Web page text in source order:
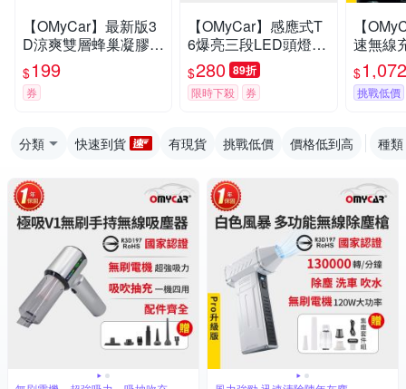
【OMyCar】最新版3
D涼爽雙層蜂巢凝膠坐
墊(送-專用止滑布套收
納袋)透氣釋壓 -快
$199
券
【OMyCar】感應式T
6爆亮三段LED頭燈
(停電 超強光 釣魚頭
燈 登山頭燈 工作頭
燈)
$280 89折
限時下殺 券
【
速無線
冷氣
一年保
感應充
$1,072
挑戰低價
分類 快速到貨 有現貨 挑戰低價 價格低到高 種類